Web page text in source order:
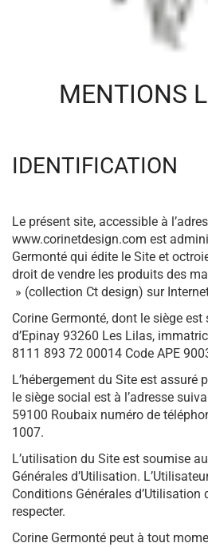
MENTIONS
IDENTIFICATION
Le présent site, accessible à
www.corinetdesign.com est
Germonté qui édite le Site et
droit de vendre les produits des
» (collection Ct design) sur
Corine Germonté, dont le siège
d’Epinay 93260 Les Lilas,
8111 893 72 00014 Code APE
L’hébergement du Site est assuré
le siège social est à l’adresse
59100 Roubaix numéro de
1007.
L’utilisation du Site est soumise
Générales d’Utilisation.
Conditions Générales d’Utilisation
respecter.
Corine Germonté peut à tout